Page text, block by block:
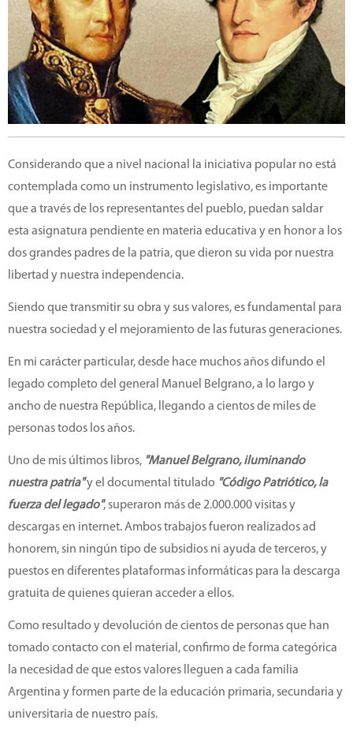
Considerando que a nivel nacional la iniciativa popular no está
contemplada como un instrumento legislativo, es importante
que a través de los representantes del pueblo, puedan saldar
esta asignatura pendiente en materia educativa y en honor a los
dos grandes padres de la patria, que dieron su vida por nuestra
libertad y nuestra independencia.
Siendo que transmitir su obra y sus valores, es fundamental para
nuestra sociedad y el mejoramiento de las futuras generaciones.
En mi carácter particular, desde hace muchos años difundo el
legado completo del general Manuel Belgrano, a lo largo y
ancho de nuestra República, llegando a cientos de miles de
personas todos los años.
Uno de mis últimos libros, "Manuel Belgrano, iluminando
nuestra patria"y el documental titulado "Código Patriótico, la
fuerza del legado", superaron más de 2.000.000 visitas y
descargas en internet. Ambos trabajos fueron realizados ad
honorem, sin ningún tipo de subsidios ni ayuda de terceros, y
puestos en diferentes plataformas informáticas para la descarga
gratuita de quienes quieran acceder a ellos.
Como resultado y devolución de cientos de personas que han
tomado contacto con el material, confirmo de forma categórica
la necesidad de que estos valores lleguen a cada familia
Argentina y formen parte de la educación primaria, secundaria y
universitaria de nuestro país.